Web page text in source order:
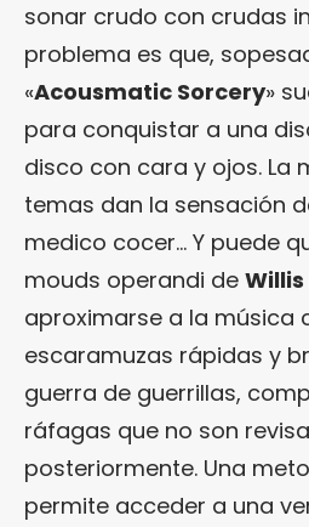
sonar crudo con crudas
problema es que,
«Acousmatic Sorcery»
para conquistar a una
disco con cara y ojos. La
temas dan la sensación
medico cocer… Y puede
mouds operandi de Willis
aproximarse a la música
escaramuzas rápidas y
guerra de guerrillas,
ráfagas que no son
posteriormente. Una
permite acceder a una